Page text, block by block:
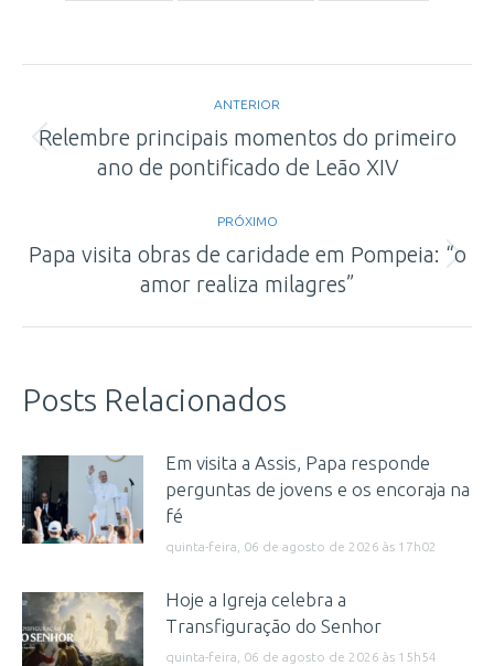
de
ANTERIOR
Post
anterior:
Relembre principais momentos do primeiro
ano de pontificado de Leão XIV
PRÓXIMO
Próximo
post:
Papa visita obras de caridade em Pompeia: “o
amor realiza milagres”
Posts Relacionados
Em visita a Assis, Papa responde
perguntas de jovens e os encoraja na
fé
quinta-feira, 06 de agosto de 2026 às 17h02
Hoje a Igreja celebra a
Transfiguração do Senhor
quinta-feira, 06 de agosto de 2026 às 15h54